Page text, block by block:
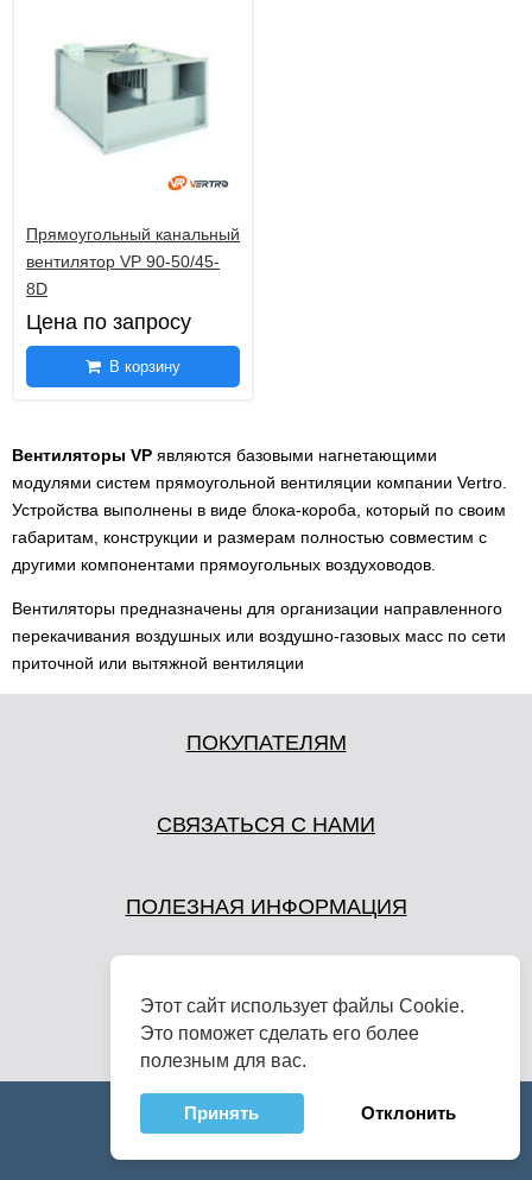
Прямоугольный канальный
вентилятор VP 90-50/45-
8D
Цена по запросу
В корзину
Вентиляторы VP являются базовыми нагнетающими
модулями систем прямоугольной вентиляции компании Vertro.
Устройства выполнены в виде блока-короба, который по своим
габаритам, конструкции и размерам полностью совместим с
другими компонентами прямоугольных воздуховодов.
Вентиляторы предназначены для организации направленного
перекачивания воздушных или воздушно-газовых масс по сети
приточной или вытяжной вентиляции
ПОКУПАТЕЛЯМ
СВЯЗАТЬСЯ С НАМИ
ПОЛЕЗНАЯ ИНФОРМАЦИЯ
Этот сайт использует файлы Cookie.
Это поможет сделать его более
полезным для вас.
Принять Отклонить